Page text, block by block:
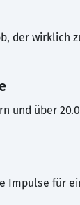
der wirklich
und über
Impulse für